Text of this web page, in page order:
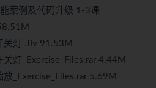
案例及代码升级 1-3课
关灯 .flv 91.53M
灯_Exercise_Files.rar 4.44M
_Exercise_Files.rar 5.69M